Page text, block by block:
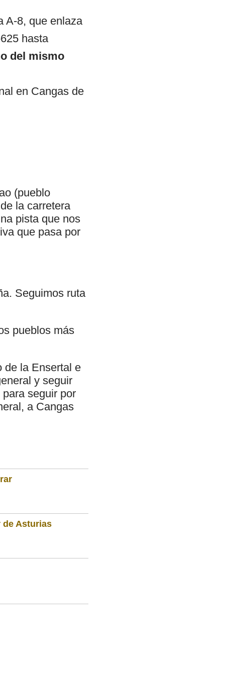
A-8, que enlaza
hasta
del mismo
en Cangas de
(pueblo
la carretera
pista que nos
que pasa por
Seguimos ruta
pueblos más
de la Ensertal e
y seguir
seguir por
a Cangas
de Asturias